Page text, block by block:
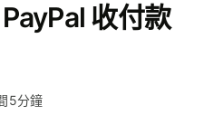
收付款
5分鐘